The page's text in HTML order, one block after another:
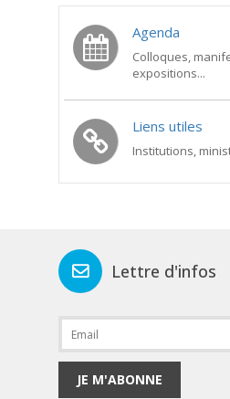
Agenda
Colloques,
expositions...
Liens utiles
Institutions,
Lettre d'infos
JE M'ABONNE